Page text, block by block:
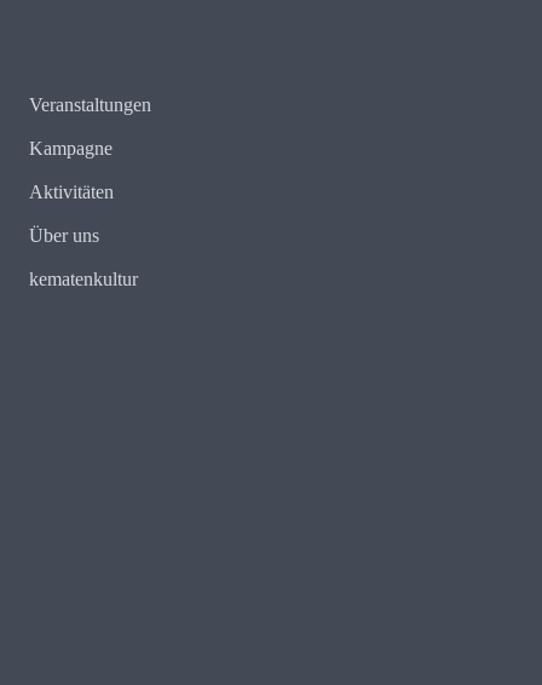
Veranstaltungen
Kampagne
Aktivitäten
Über uns
kematenkultur